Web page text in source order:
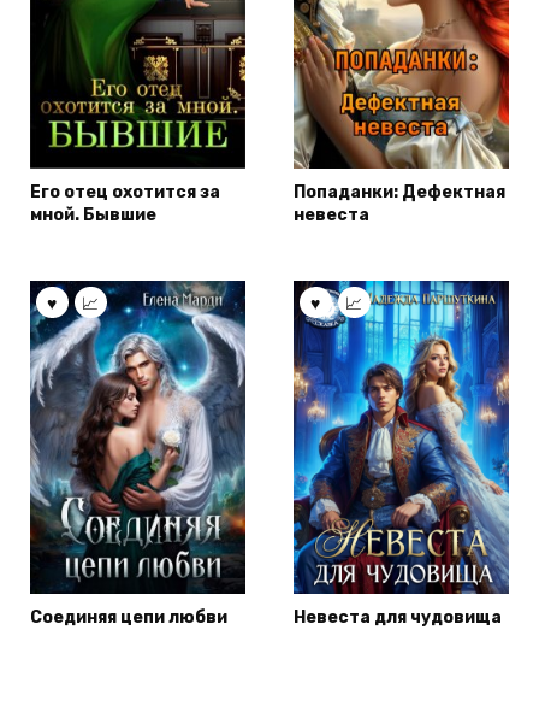
Его отец охотится за
мной. Бывшие
Попаданки: Дефектная
невеста
Соединяя цепи любви Невеста для чудовища